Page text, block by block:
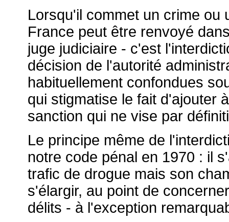
Lorsqu'il commet un crime ou
France peut être renvoyé
juge judiciaire - c'est
décision de l'autorité
habituellement confondues
qui stigmatise le fait d'ajouter
sanction qui ne vise par
Le principe même de
notre code pénal en 1970 : il
trafic de drogue mais son
s'élargir, au point de
délits - à l'exception